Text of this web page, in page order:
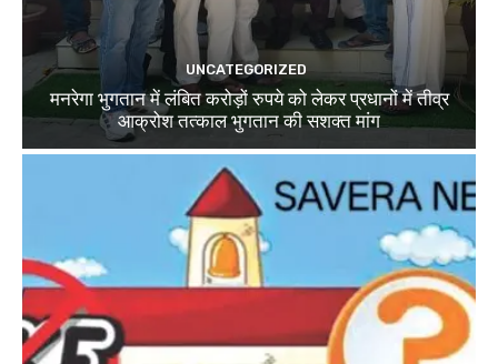
UNCATEGORIZED
मनरेगा भुगतान में लंबित करोड़ों रुपये को लेकर प्रधानों में तीव्र
आक्रोश तत्काल भुगतान की सशक्त मांग